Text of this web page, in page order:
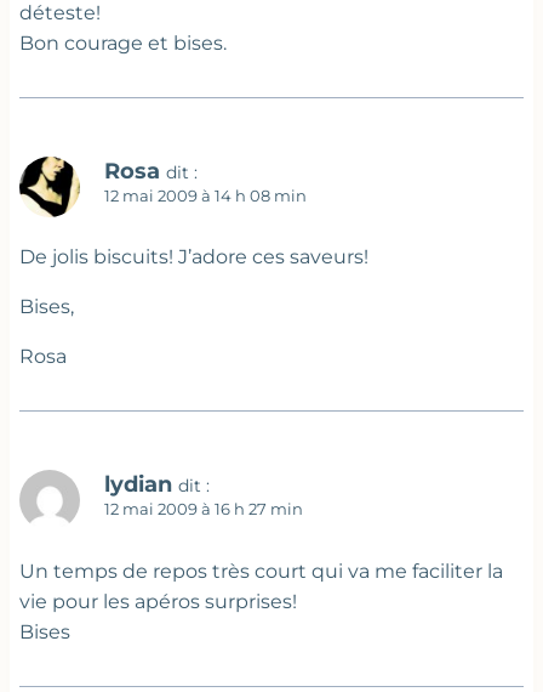
déteste!
Bon courage et bises.
Rosa dit :
12 mai 2009 à 14 h 08 min
De jolis biscuits! J’adore ces saveurs!
Bises,
Rosa
lydian dit :
12 mai 2009 à 16 h 27 min
Un temps de repos très court qui va me faciliter la
vie pour les apéros surprises!
Bises